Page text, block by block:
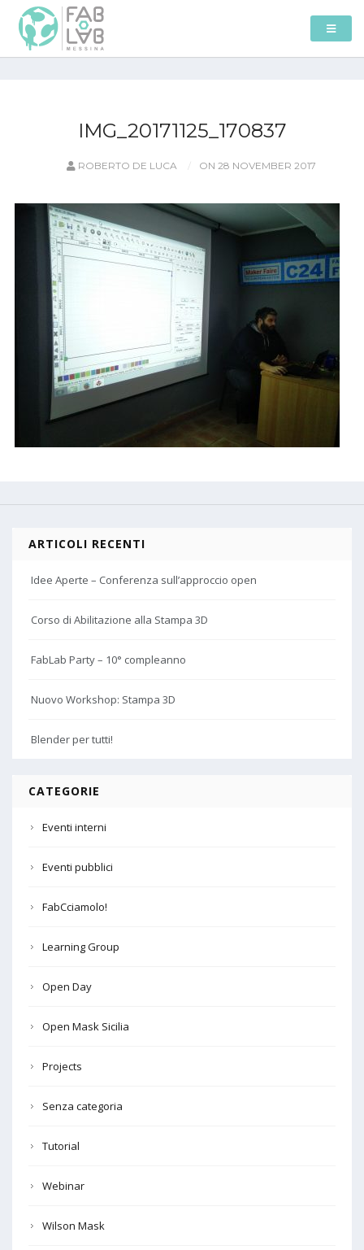
IMG_20171125_170837
ROBERTO DE LUCA ON 28 NOVEMBER 2017
ARTICOLI RECENTI
Idee Aperte – Conferenza sull’approccio open
Corso di Abilitazione alla Stampa 3D
FabLab Party – 10° compleanno
Nuovo Workshop: Stampa 3D
Blender per tutti!
CATEGORIE
Eventi interni
Eventi pubblici
FabCciamolo!
Learning Group
Open Day
Open Mask Sicilia
Projects
Senza categoria
Tutorial
Webinar
Wilson Mask